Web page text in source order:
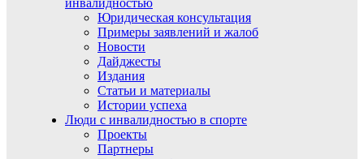
инвалидностью
Юридическая консультация
Примеры заявлений и жалоб
Новости
Дайджесты
Издания
Статьи и материалы
Истории успеха
Люди с инвалидностью в спорте
Проекты
Партнеры